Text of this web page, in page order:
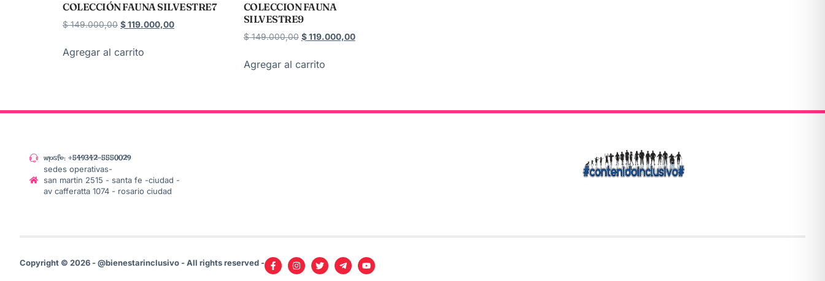
COLECCIÓN FAUNA SILVESTRE7
$149.000,00 $119.000,00
Agregar al carrito
COLECCION FAUNA
SILVESTRE9
$149.000,00 $119.000,00
Agregar al carrito
wpsfe: +549342-5550029
sedes operativas-
san martin 2515 - santa fe -ciudad -
av cafferatta 1074 - rosario ciudad
Copyright © 2026 - @bienestarinclusivo - All rights reserved -